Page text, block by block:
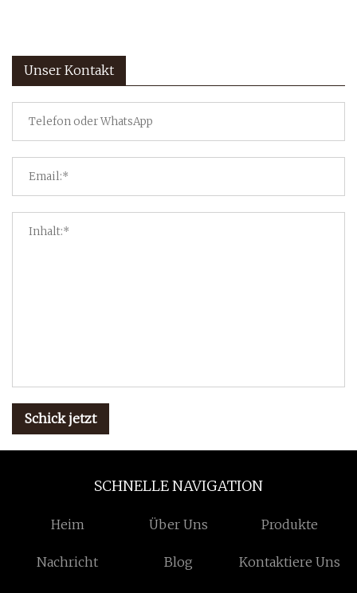
Unser Kontakt
Schick jetzt
SCHNELLE NAVIGATION
Heim Über Uns Produkte
Nachricht Blog Kontaktiere Uns